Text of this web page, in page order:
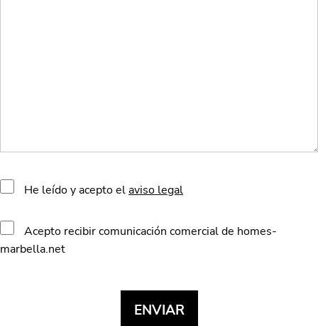
He leído y acepto elaviso legal
Acepto recibir comunicación comercial de homes-
marbella.net